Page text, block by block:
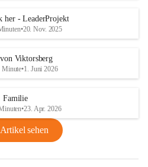
her - LeaderProjekt
•20. Nov. 2025
Viktorsberg
Minute•1. Juni 2026
Familie
•23. Apr. 2026
sehen